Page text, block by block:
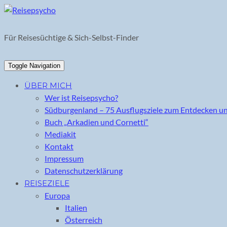
Skip
content
Für Reisesüchtige & Sich-Selbst-Finder
Toggle Navigation
ÜBER MICH
Wer ist Reisepsycho?
Südburgenland – 75 Ausflugsziele zum Entdecken
Buch „Arkadien und Cornetti“
Mediakit
Kontakt
Impressum
Datenschutzerklärung
REISEZIELE
Europa
Italien
Österreich